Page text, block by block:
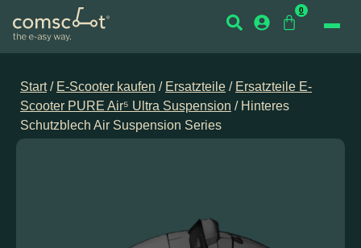
0
Start/ E-Scooter kaufen / Ersatzteile / Ersatzteile E-
Scooter PURE Air⁵ Ultra Suspension / Hinteres
Schutzblech Air Suspension Series